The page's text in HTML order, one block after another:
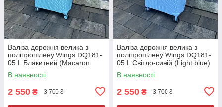
Валіза дорожня велика з
поліпропілену Wings DQ181-
05 L Блакитний (Macaron
blue)
В наявності
2 550 ₴ 3 700 ₴
Валіза дорожня велика з
поліпропілену Wings DQ181-
05 L Світло-синій (Light blue)
В наявності
2 550 ₴ 3 700 ₴